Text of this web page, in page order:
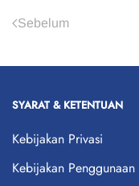
Sebelum
SYARAT & KETENTUAN
Kebijakan Privasi
Kebijakan Penggunaan